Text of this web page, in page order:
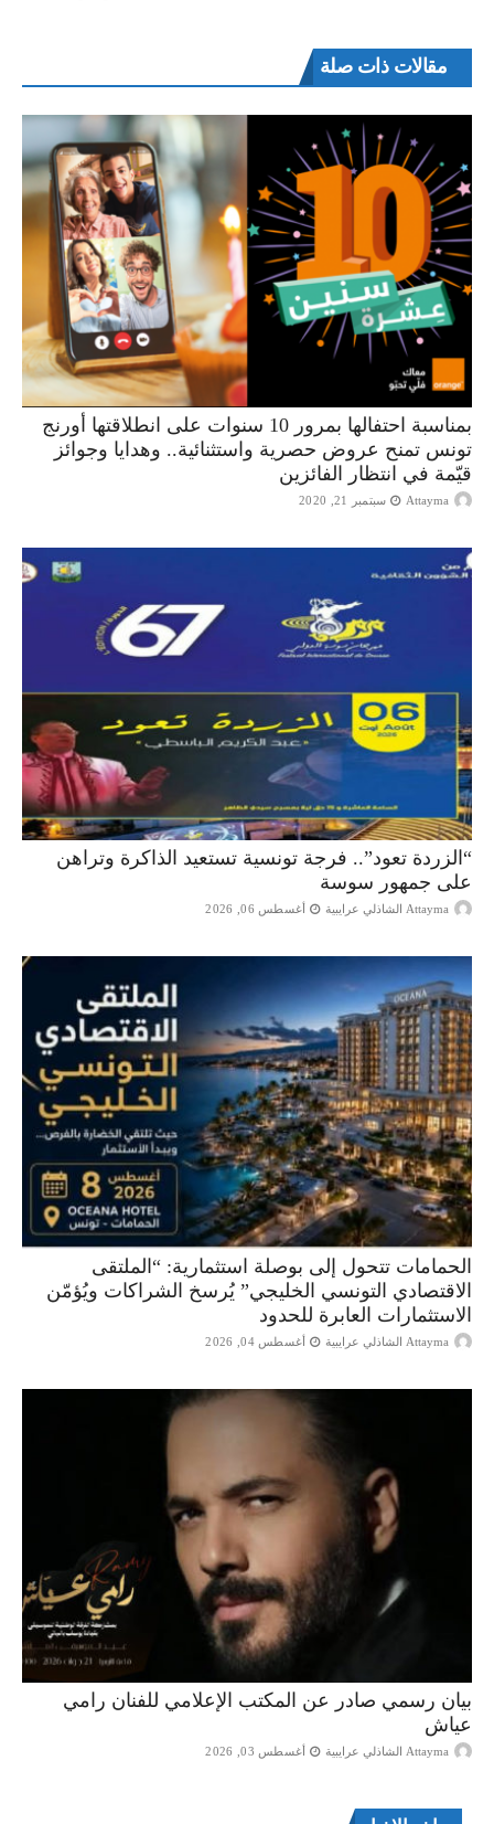
مقالات ذات صلة
بمناسبة احتفالها بمرور 10 سنوات على انطلاقتها أورنج
تونس تمنح عروض حصرية واستثنائية.. وهدايا وجوائز
قيّمة في انتظار الفائزين
Attayma سبتمبر 21, 2020
“الزردة تعود”.. فرجة تونسية تستعيد الذاكرة وتراهن
على جمهور سوسة
Attayma الشاذلي عرايبية أغسطس 06, 2026
الحمامات تتحول إلى بوصلة استثمارية: “الملتقى
الاقتصادي التونسي الخليجي” يُرسخ الشراكات ويُؤمّن
الاستثمارات العابرة للحدود
Attayma الشاذلي عرايبية أغسطس 04, 2026
بيان رسمي صادر عن المكتب الإعلامي للفنان رامي
عياش
Attayma الشاذلي عرايبية أغسطس 03, 2026